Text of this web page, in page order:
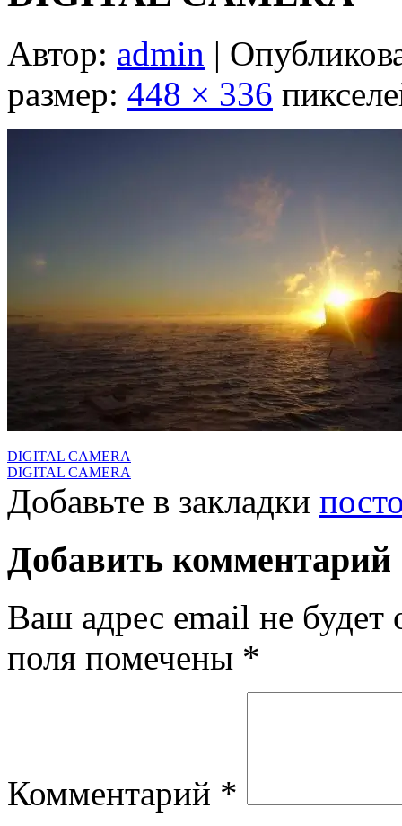
Автор: admin |
размер: 448 × 336
DIGITAL CAMERA
DIGITAL CAMERA
Добавьте в закладки
Добавить комментарий
Ваш адрес email не будет
поля помечены *
Комментарий *